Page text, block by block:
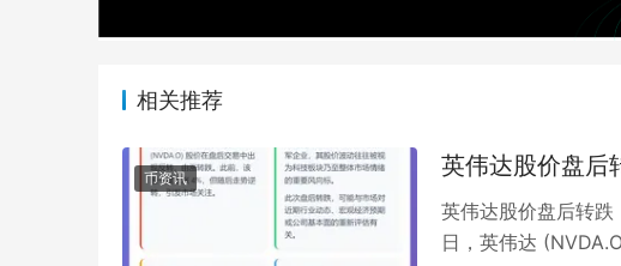
相关推荐
币资讯 英伟达股价盘后
英伟达股价盘后转
日，英伟达